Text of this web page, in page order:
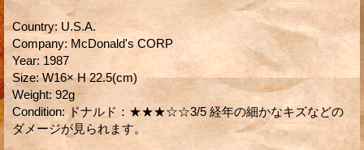
Country: U.S.A.
Company: McDonald's CORP
Year: 1987
Size: W16× H 22.5(cm)
Weight: 92g
Condition: ドナルド：★★★☆☆3/5 経年の細かなキズなどの
ダメージが見られます。